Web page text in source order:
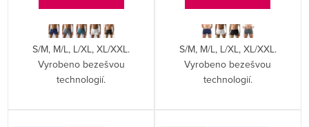
S/M, M/L, L/XL, XL/XXL.
Vyrobeno bezešvou
technologií.
S/M, M/L, L/XL, XL/XXL.
Vyrobeno bezešvou
technologií.